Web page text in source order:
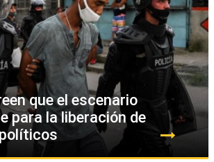
que el escenario
para la liberación de